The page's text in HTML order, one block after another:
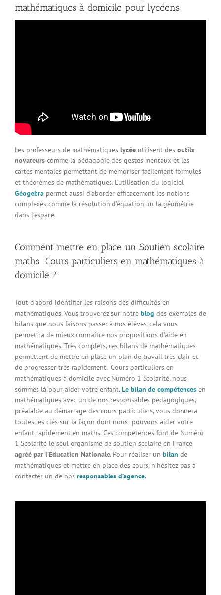
mathématiques à domicile pour lycéens
Les professeurs de mathématiques lycée utilisent des outils
novateurs comme la pédagogie des gestes mentaux et les
cartes mentales permettant de mémoriser facilement formules
et théorèmes de mathématiques. L’utilisation du logiciel
Géogebra permet aussi d’aborder efficacement les notions
complexes comme la résolution d’équation ou la géométrie
dans l’espace.
Comment mettre en place un Soutien scolaire
maths Cours particuliers en mathématiques à
domicile ?
Tout d’abord identifier les raisons des difficultés en
mathématiques. Vous trouverez sur notre blog des exemples de
bilans que nous faisons passer à nos élèves, cela vous
permettra de mieux connaître nos propositions d’aide en
mathématiques. Très complets, ces bilans de mathématiques
permettent de mettre en place un plan de travail très clair et
de progresser très rapidement. Cours particuliers en
mathématiques à domicile avec Numéro 1 Scolarité, nous
sommes là pour aider votre enfant. Le bilan de compétences en
mathématiques avec un de nos responsables pédagogiques,
préalable au démarrage des cours particuliers, vous donnera
toutes les clés sur la façon dont nous pouvons aider votre
enfant rapidement en maths. Ces compétences font de Numéro
1 Scolarité le seul organisme de soutien scolaire en France
agréé par l’Education Nationale. Pour réaliser un bilan de
mathématiques et mettre en place des cours, n’hésitez pas à
contacter un de nos responsables d’agence.